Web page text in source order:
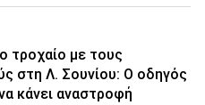
τροχαίο με τους
στη Λ. Σουνίου: Ο οδηγός
κάνει αναστροφή